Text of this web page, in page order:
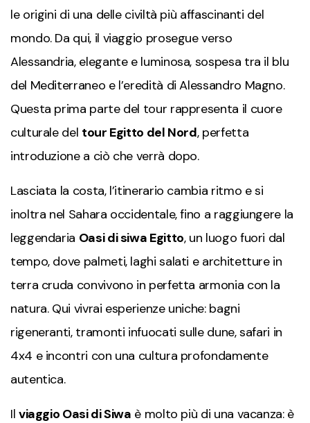
le origini di una delle civiltà più affascinanti del
mondo. Da qui, il viaggio prosegue verso
Alessandria, elegante e luminosa, sospesa tra il blu
del Mediterraneo e l’eredità di Alessandro Magno.
Questa prima parte del tour rappresenta il cuore
culturale del tour Egitto del Nord, perfetta
introduzione a ciò che verrà dopo.
Lasciata la costa, l’itinerario cambia ritmo e si
inoltra nel Sahara occidentale, fino a raggiungere la
leggendaria Oasi di siwa Egitto, un luogo fuori dal
tempo, dove palmeti, laghi salati e architetture in
terra cruda convivono in perfetta armonia con la
natura. Qui vivrai esperienze uniche: bagni
rigeneranti, tramonti infuocati sulle dune, safari in
4x4 e incontri con una cultura profondamente
autentica.
Il viaggio Oasi di Siwa è molto più di una vacanza: è